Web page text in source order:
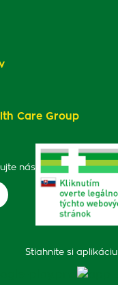
nás
Stiahnite si aplikáciu
Care Group